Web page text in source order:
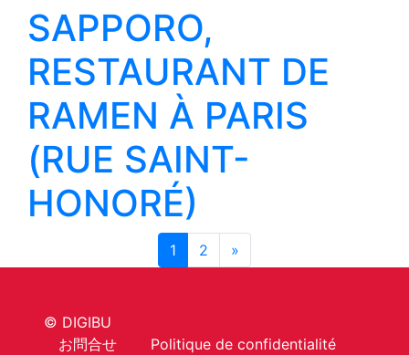
SAPPORO,
RESTAURANT DE
RAMEN À PARIS
(RUE SAINT-
HONORÉ)
1 2 »
© DIGIBU
お問合せ
Politique de confidentialité